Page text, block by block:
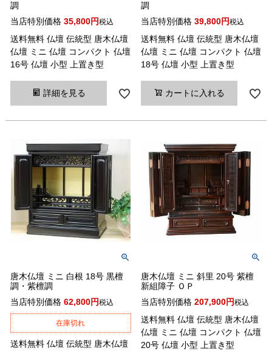
調
当店特別価格 35,800 税込
送料無料 仏壇 伝統型 唐木仏壇
仏壇 ミニ 仏壇 コンパクト 仏壇
16号 仏壇 小型 上置き型
詳細を見る
調
当店特別価格 39,800 税込
送料無料 仏壇 伝統型 唐木仏壇
仏壇 ミニ 仏壇 コンパクト 仏壇
18号 仏壇 小型 上置き型
カートに入れる
唐木仏壇 ミニ 白根 18号 黒檀
調・紫檀調
当店特別価格 62,800 税込
在庫切れ
送料無料 仏壇 伝統型 唐木仏壇
唐木仏壇 ミニ 斜里 20号 紫檀
新組障子 ＯＰ
当店特別価格 207,900 税込
送料無料 仏壇 伝統型 唐木仏壇
仏壇 ミニ 仏壇 コンパクト 仏壇
20号 仏壇 小型 上置き型